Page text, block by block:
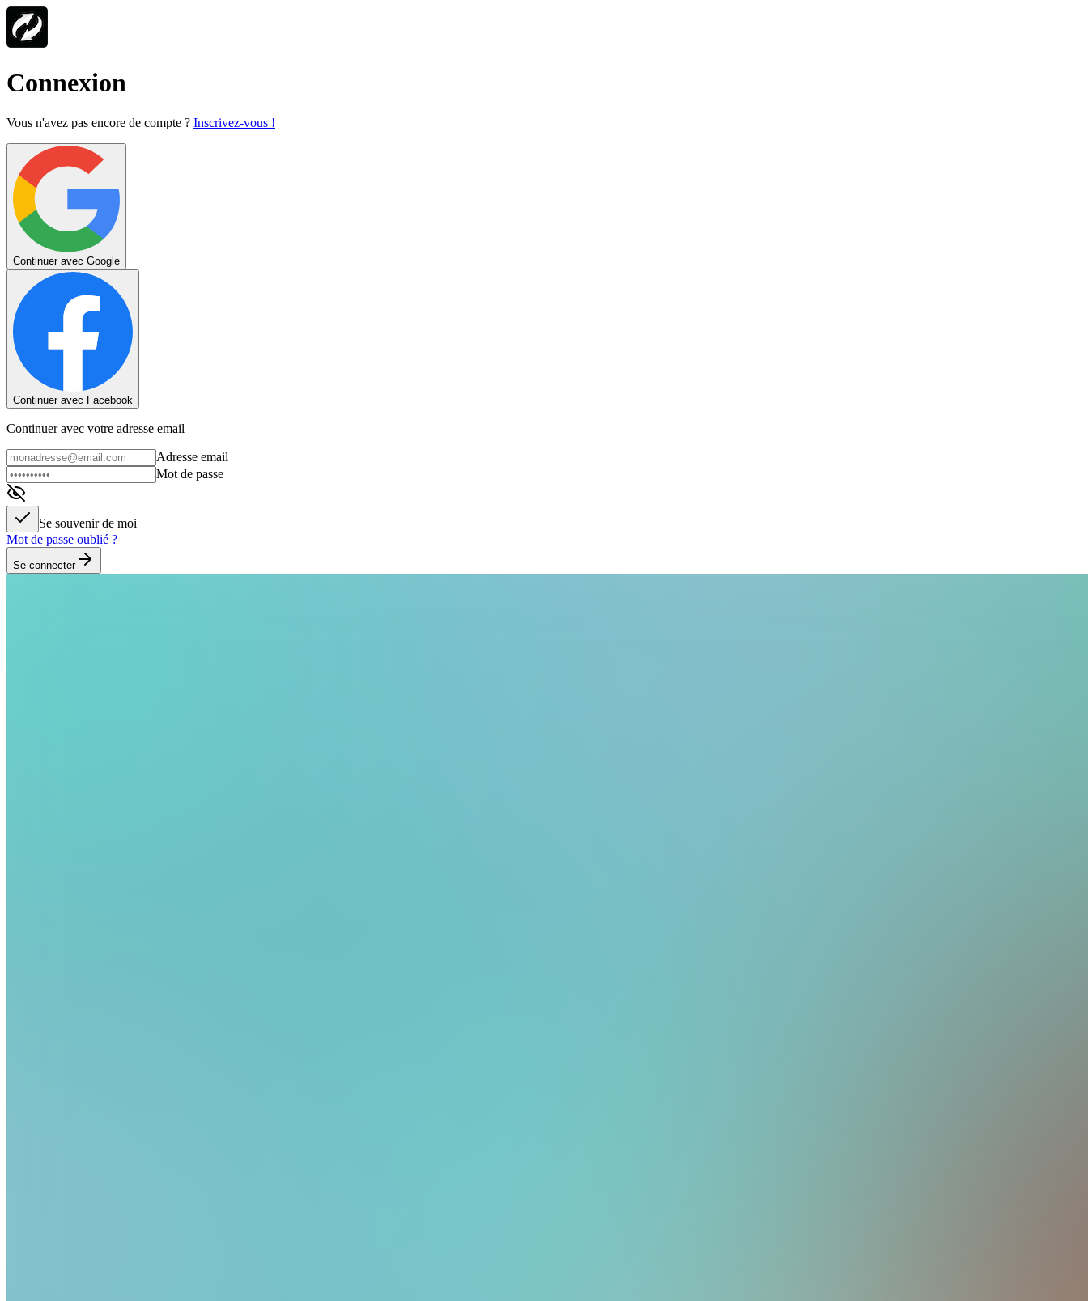
Connexion
Vous n'avez pas encore de compte ? Inscrivez-vous !
Continuer avec Google
Continuer avec Facebook
Continuer avec votre adresse email
Adresse email
Mot de passe
Se souvenir de moi
Mot de passe oublié ?
Se connecter